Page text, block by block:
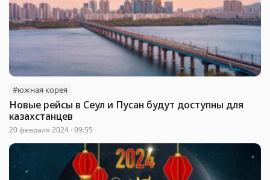
#южная корея
Новые рейсы в Сеул и Пусан будут доступны для
казахстанцев
20 февраля 2024 · 09:55